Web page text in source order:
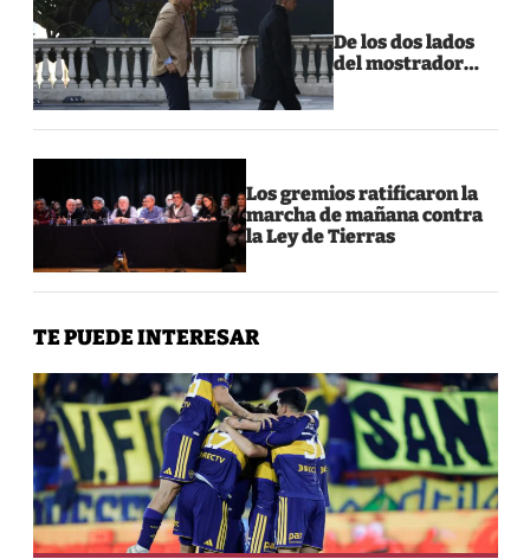
De los dos lados
del mostrador…
Los gremios ratificaron la
marcha de mañana contra
la Ley de Tierras
TE PUEDE INTERESAR